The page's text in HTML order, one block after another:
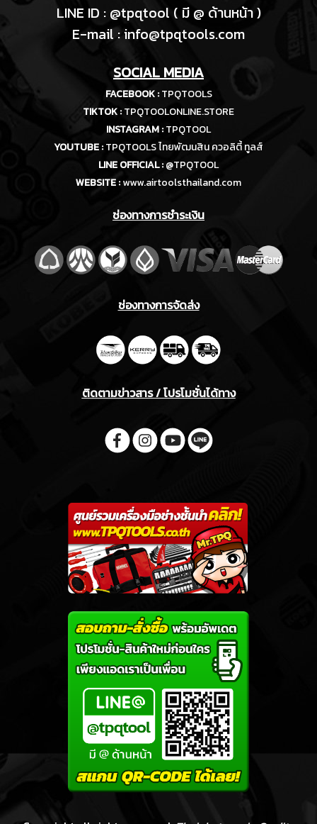
LINE ID : @tpqtool ( มี @ ด้านหน้า )
E-mail :info@tpqtools.com
SOCIAL MEDIA
FACEBOOK : TPQTOOLS
TIKTOK :TPQTOOLONLINE.STORE
INSTAGRAM :TPQTOOL
YOUTUBE :TPQTOOLS ไทยพัฒนสิน ควอลิตี้ ทูลส์
LINE OFFICIAL :@TPQTOOL
WEBSITE :www.airtoolsthailand.com
ช่องทางการชำระเงิน
ช่องทางการจัดส่ง
ติดตามข่าวสาร / โปรโมชั่นได้ทาง